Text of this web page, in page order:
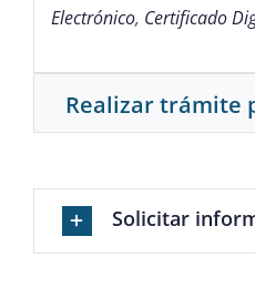
Electrónico, Certificado
Realizar trámite
Solicitar